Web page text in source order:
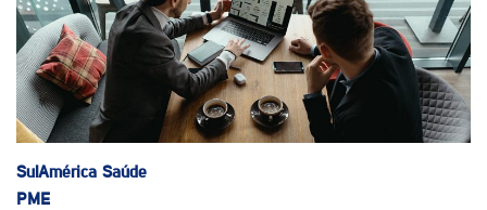
SulAmérica Saúde
PME